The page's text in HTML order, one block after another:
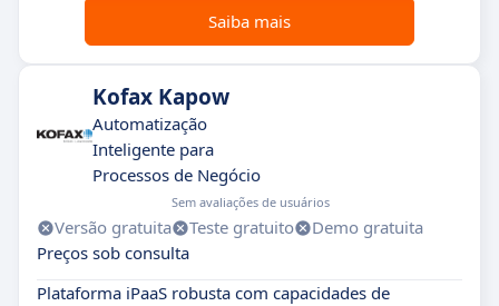
Saiba mais
Kofax Kapow
Automatização
Inteligente para
Processos de Negócio
Sem avaliações de usuários
Versão gratuita Teste gratuito
Demo gratuita
Preços sob consulta
Plataforma iPaaS robusta com capacidades de